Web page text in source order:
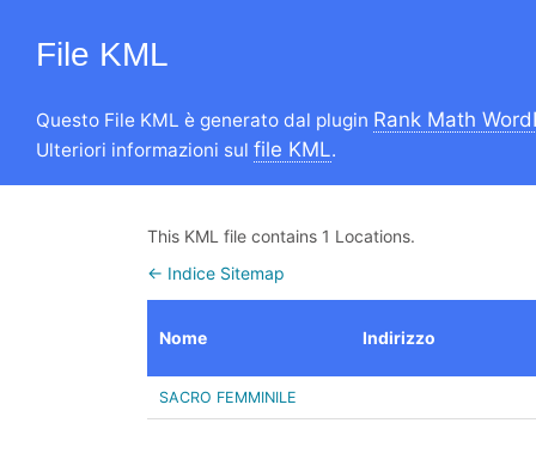
File KML
Questo File KML è generato dal plugin Rank Math
Ulteriori informazioni sul file KML.
This KML file contains 1 Locations.
← Indice Sitemap
Nome Indirizzo
SACRO FEMMINILE